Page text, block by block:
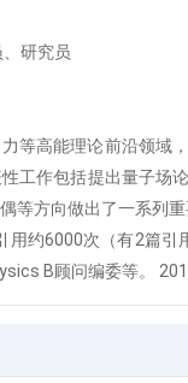
研究员
等高能理论前沿领域
工作包括提出量子场
等方向做出了一系列重
用约6000次（有2篇
B顾问编委等。